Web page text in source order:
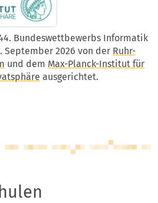
Bundeswettbewerbs Informatik
September 2026 von der Ruhr-
und dem Max-Planck-Institut für
ausgerichtet.